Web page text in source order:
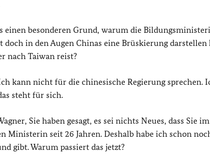
einen besonderen Grund, warum die
in den Augen Chinas eine Brüskierung darstellen
nach Taiwan reist?
kann nicht für die chinesische Regierung sprechen.
steht für sich.
Sie haben gesagt, es sei nichts Neues, dass Sie
Ministerin seit 26 Jahren. Deshalb habe ich schon
gibt. Warum passiert das jetzt?